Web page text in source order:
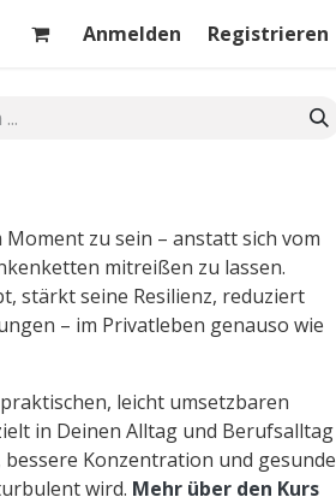
Anmelden Registrieren
zu sein – anstatt sich vom
mitreißen zu lassen.
stärkt seine Resilienz, reduziert
– im Privatleben genauso wie
leicht umsetzbaren
in Deinen Alltag und Berufsalltag
Konzentration und gesunde
wird. Mehr über den Kurs